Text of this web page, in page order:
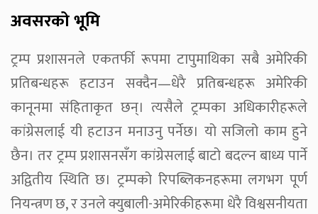
अवसरको भूमि
ट्रम्प प्रशासनले एकतर्फी रूपमा टापुमाथिका सबै अमेरिकी
प्रतिबन्धहरू हटाउन सक्दैन—धेरै प्रतिबन्धहरू अमेरिकी
कानूनमा संहिताकृत छन्। त्यसैले ट्रम्पका अधिकारीहरूले
कांग्रेसलाई यी हटाउन मनाउनु पर्नेछ। यो सजिलो काम हुने
छैन। तर ट्रम्प प्रशासनसँग कांग्रेसलाई बाटो बदल्न बाध्य पार्ने
अद्वितीय स्थिति छ। ट्रम्पको रिपब्लिकनहरूमा लगभग पूर्ण
नियन्त्रण छ, र उनले क्युबाली-अमेरिकीहरूमा धेरै विश्वसनीयता